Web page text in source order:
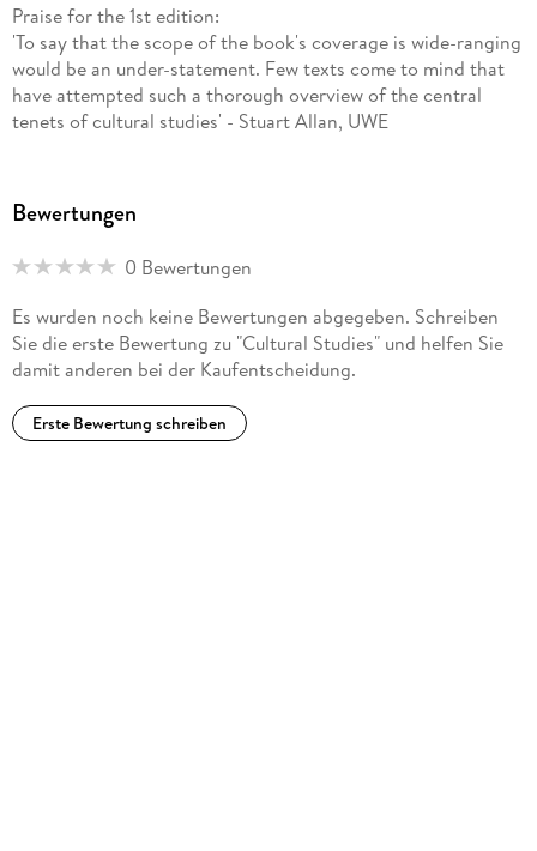
Praise for the 1st edition:
'To say that the scope of the book's coverage is wide-ranging
would be an under-statement. Few texts come to mind that
have attempted such a thorough overview of the central
tenets of cultural studies' - Stuart Allan, UWE
Bewertungen
0 Bewertungen
Es wurden noch keine Bewertungen abgegeben. Schreiben
Sie die erste Bewertung zu "Cultural Studies" und helfen Sie
damit anderen bei der Kaufentscheidung.
Erste Bewertung schreiben